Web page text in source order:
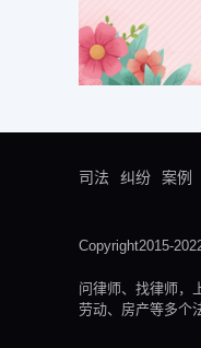
司法 纠纷 案例
Copyright2015-
问律师、找律师，
劳动、房产等多个